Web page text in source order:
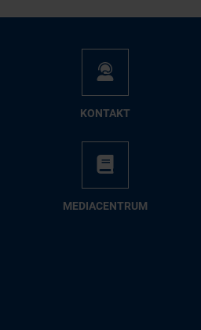
KON­TAKT
ME­DIA­CEN­TRUM